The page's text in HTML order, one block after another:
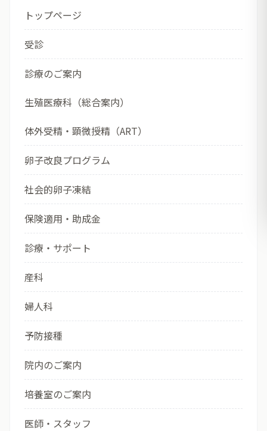
トップページ
受診
診療のご案内
生殖医療科（総合案内）
体外受精・顕微授精（ART）
卵子改良プログラム
社会的卵子凍結
保険適用・助成金
診療・サポート
産科
婦人科
予防接種
院内のご案内
培養室のご案内
医師・スタッフ